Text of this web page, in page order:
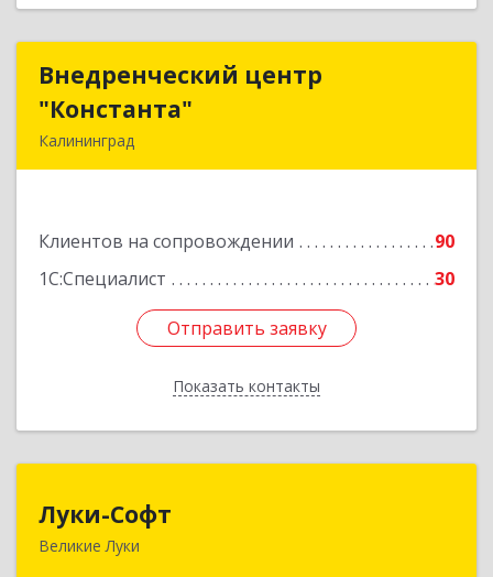
Внедренческий центр
"Константа"
Калининград
Клиентов на сопровождении
90
1С:Специалист
30
Отправить заявку
Показать контакты
Внедренческий центр
Подробнее
Отправить заявку
Назад
Луки-Софт
Великие Луки182113, Псковская обл, Великие Луки г,